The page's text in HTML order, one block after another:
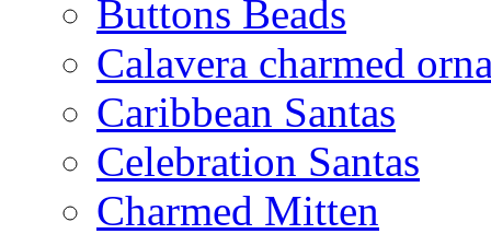
Buttons Beads
Calavera charmed
Caribbean Santas
Celebration Santas
Charmed Mitten